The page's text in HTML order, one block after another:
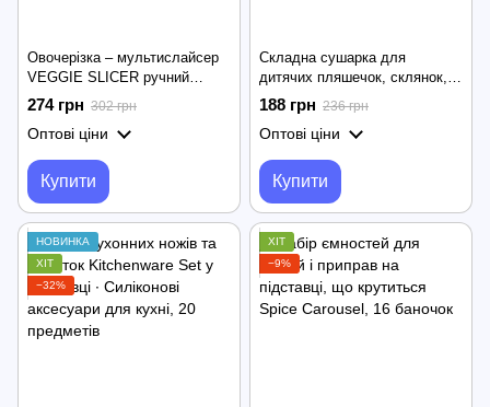
Овочерізка – мультислайсер
VEGGIE SLICER ручний
подрібнювач овочів та
фруктів
274 грн 302 грн
Оптові ціни
Купити
Складна сушарка для
дитячих пляшечок, склянок,
сосок ∙ Складна кухонна
підставка для сушіння Drying
rack
188 грн 236 грн
Оптові ціни
Купити
НОВИНКА
ХІТ
−32%
ХІТ
−9%